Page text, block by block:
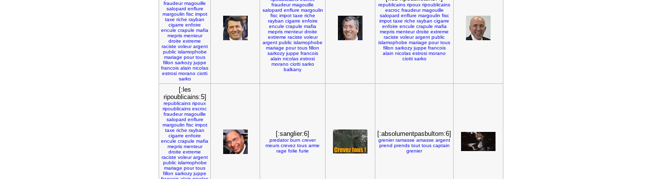
fraudeur magouille
salopard enflure
margoulin fisc impot
taxe riche rayban
cigarre enfoire
encule crapule mafia
mepris menteur
droite extreme
raciste voleur argent
public islamophobe
mariage pour tous
fillon sarkozy juppe
francois alain nicolas
estrosi morano ciotti
sarko
fraudeur magouille
salopard enflure margoulin
fisc impot taxe riche
rayban cigarre enfoire
encule crapule mafia
mepris menteur droite
extreme raciste voleur
argent public islamophobe
mariage pour tous fillon
sarkozy juppe francois
alain nicolas estrosi
morano ciotti sarko
balkany
republicains ripoux ripoublicains
escroc fraudeur magouille
salopard enflure margoulin fisc
impot taxe riche rayban cigarre
enfoire encule crapule mafia
mepris menteur droite extreme
raciste voleur argent public
islamophobe mariage pour tous
fillon sarkozy juppe francois
alain nicolas estrosi morano
ciotti sarko
[:les
ripoublicains:5]
republicains ripoux
ripoublicains escroc
fraudeur magouille
salopard enflure
margoulin fisc impot
taxe riche rayban
cigarre enfoire
encule crapule mafia
mepris menteur
droite extreme
raciste voleur argent
public islamophobe
mariage pour tous
fillon sarkozy juppe
[:sanglier:6]
predator burn crever
meurs crevez tous arme
rage folie furie
[:absolumentpasbultom:6]
grenier ramasse amasse argent
prend prends tout tous captain
grenier